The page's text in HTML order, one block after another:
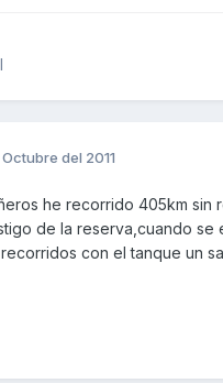
del 2011
he recorrido 405km sin
de la reserva,cuando
con el tanque un